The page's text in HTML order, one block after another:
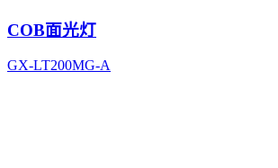
COB面光灯
GX-LT200MG-A